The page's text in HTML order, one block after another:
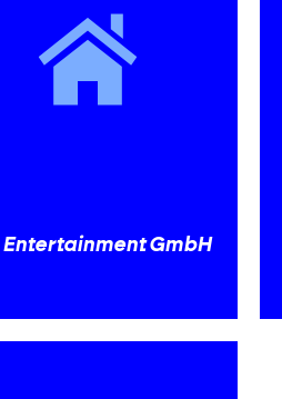
Entertainment GmbH